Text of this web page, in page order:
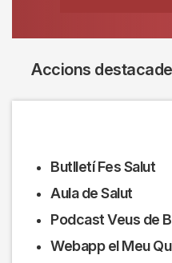
Accions
Butlletí Fes Salut
Aula de Salut
Podcast Veus de
Webapp el Meu